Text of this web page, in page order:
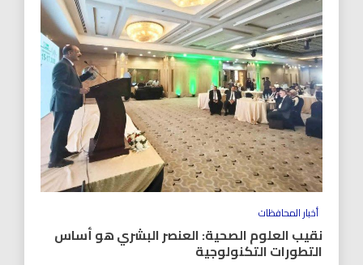
أخبار المحافظات
نقيب العلوم الصحية: العنصر البشري هو أساس
التطورات التكنولوجية